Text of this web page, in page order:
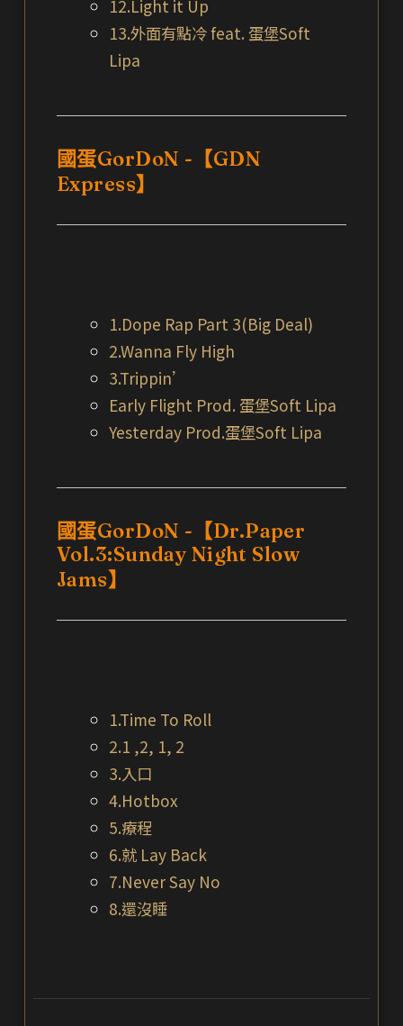
12.Light it Up
13.外面有點冷 feat. 蛋堡Soft
Lipa
國蛋GorDoN -【GDN
Express】
1.Dope Rap Part 3(Big Deal)
2.Wanna Fly High
3.Trippin’
Early Flight Prod. 蛋堡Soft Lipa
Yesterday Prod.蛋堡Soft Lipa
國蛋GorDoN -【Dr.Paper
Vol.3:Sunday Night Slow
Jams】
1.Time To Roll
2.1 ,2, 1, 2
3.入口
4.Hotbox
5.療程
6.就 Lay Back
7.Never Say No
8.還沒睡